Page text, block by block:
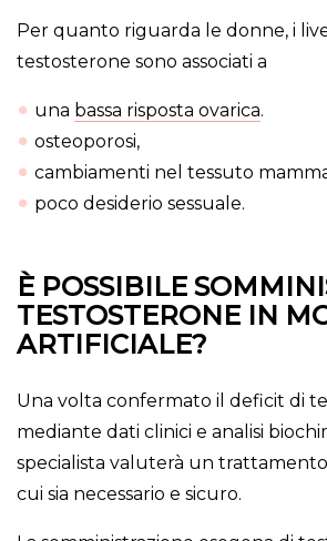
Per quanto riguarda le donne, i
testosterone sono associati a
una bassa risposta ovarica.
osteoporosi,
cambiamenti nel tessuto
poco desiderio sessuale.
È POSSIBILE
TESTOSTERONE IN
ARTIFICIALE?
Una volta confermato il deficit di
mediante dati clinici e analisi
specialista valuterà un trattamento
cui sia necessario e sicuro.